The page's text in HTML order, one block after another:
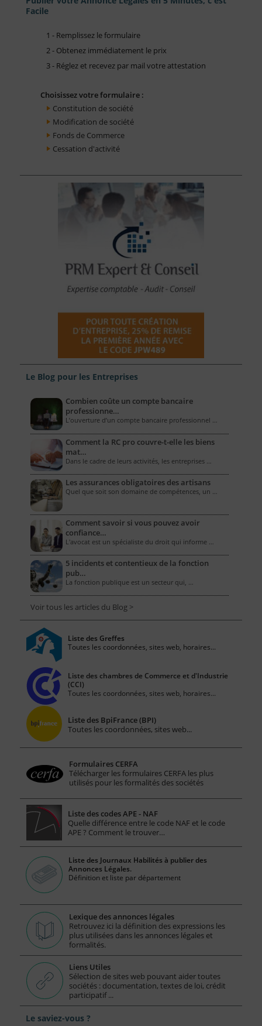
Facile
1 - Remplissez le formulaire
2 - Obtenez immédiatement le prix
3 - Réglez et recevez par mail votre attestation
Choisissez votre formulaire :
Constitution de société
Modification de société
Fonds de Commerce
Cessation d'activité
Le Blog pour les Entreprises
Combien coûte un compte bancaire
professionne…
L’ouverture d’un compte bancaire professionnel …
Comment la RC pro couvre-t-elle les biens
mat…
Dans le cadre de leurs activités, les entreprises …
Les assurances obligatoires des artisans
Quel que soit son domaine de compétences, un …
Comment savoir si vous pouvez avoir
confiance…
L'avocat est un spécialiste du droit qui informe …
5 incidents et contentieux de la fonction
pub…
La fonction publique est un secteur qui, …
Voir tous les articles du Blog >
Liste des Greffes
Toutes les coordonnées, sites web, horaires...
Liste des chambres de Commerce et d'Industrie
(CCI)
Toutes les coordonnées, sites web, horaires...
Liste des BpiFrance (BPI)
Toutes les coordonnées, sites web...
Formulaires CERFA
Télécharger les formulaires CERFA les plus
utilisés pour les formalités des sociétés
Liste des codes APE - NAF
Quelle différence entre le code NAF et le code
APE ? Comment le trouver…
Liste des Journaux Habilités à publier des
Annonces Légales.
Définition et liste par département
Lexique des annonces légales
Retrouvez ici la définition des expressions les
plus utilisées dans les annonces légales et
formalités.
Liens Utiles
Sélection de sites web pouvant aider toutes
sociétés : documentation, textes de loi, crédit
participatif ...
Le saviez-vous ?